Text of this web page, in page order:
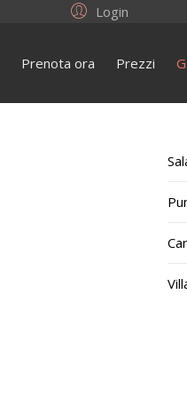
Login
Prenota ora Prezzi